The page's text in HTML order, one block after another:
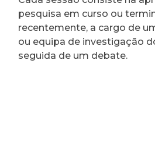
pesquisa em curso ou
recentemente, a cargo de
ou equipa de investigação
seguida de um debate.